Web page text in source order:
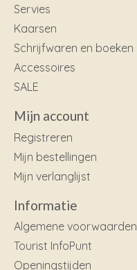
Servies
Kaarsen
Schrijfwaren en boeken
Accessoires
SALE
Mijn account
Registreren
Mijn bestellingen
Mijn verlanglijst
Informatie
Algemene voorwaarden
Tourist InfoPunt
Openingstijden